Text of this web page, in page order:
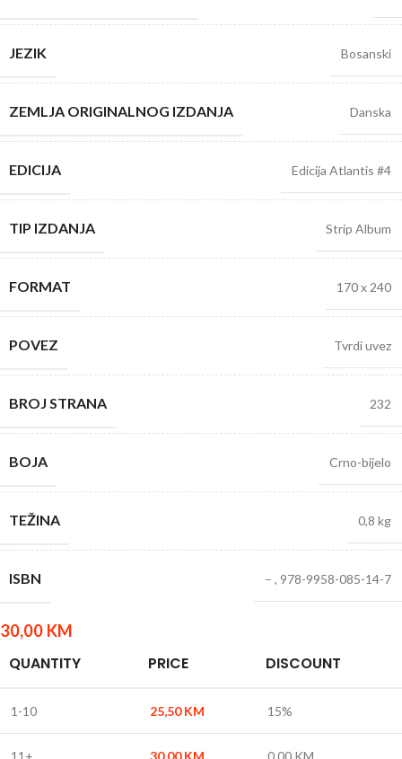
JEZIK Bosanski
ZEMLJA ORIGINALNOG IZDANJA Danska
EDICIJA Edicija Atlantis #4
TIP IZDANJA Strip Album
FORMAT 170 x 240
POVEZ Tvrdi uvez
BROJ STRANA 232
BOJA Crno-bijelo
TEŽINA 0,8 kg
ISBN – , 978-9958-085-14-7
30,00 KM
QUANTITY PRICE DISCOUNT
1-10 25,50KM 15%
11+ 30,00KM 0,00 KM